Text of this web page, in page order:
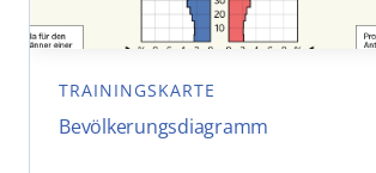
TRAININGSKARTE
Bevölkerungsdiagramm